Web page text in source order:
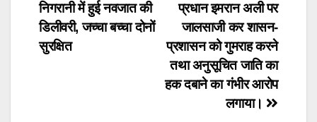
प्रधान इमरान अली पर
जालसाजी कर शासन-
प्रशासन को गुमराह करने
तथा अनुसूचित जाति का
हक दबाने का गंभीर आरोप
लगाया।
निगरानी में हुई नवजात की
डिलीवरी, जच्चा बच्चा दोनों
सुरक्षित